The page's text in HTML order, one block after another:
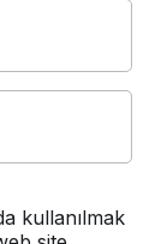
kullanılmak